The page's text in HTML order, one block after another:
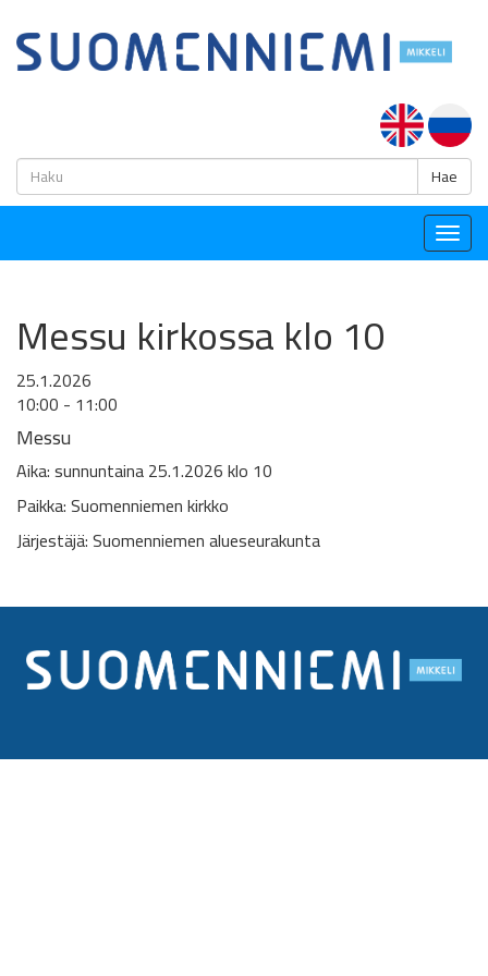
Hae
Messu kirkossa klo 10
25.1.2026
10:00 - 11:00
Messu
Aika: sunnuntaina 25.1.2026 klo 10
Paikka: Suomenniemen kirkko
Järjestäjä: Suomenniemen alueseurakunta